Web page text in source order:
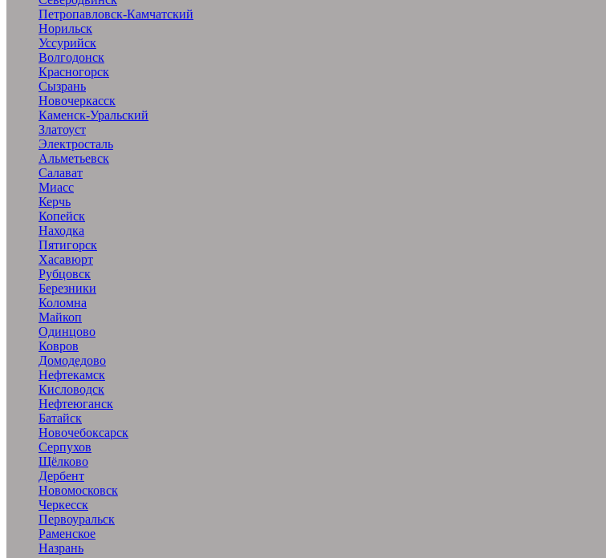
Петропавловск-Камчатский
Норильск
Уссурийск
Волгодонск
Красногорск
Сызрань
Новочеркасск
Каменск-Уральский
Златоуст
Электросталь
Альметьевск
Салават
Миасс
Керчь
Копейск
Находка
Пятигорск
Хасавюрт
Рубцовск
Березники
Коломна
Майкоп
Одинцово
Ковров
Домодедово
Нефтекамск
Кисловодск
Нефтеюганск
Батайск
Новочебоксарск
Серпухов
Щёлково
Дербент
Новомосковск
Черкесск
Первоуральск
Раменское
Назрань